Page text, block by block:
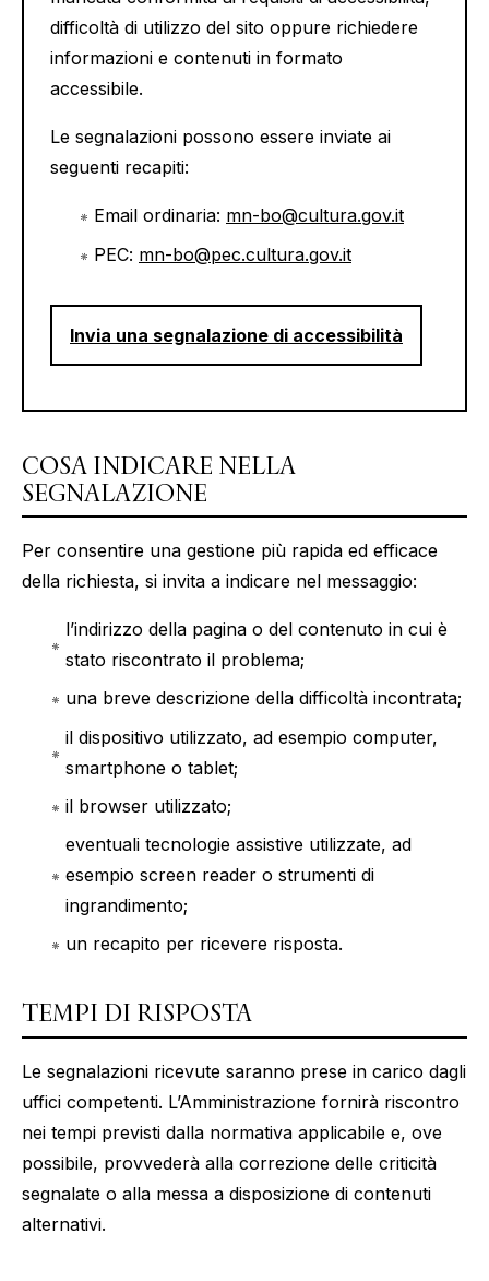
difficoltà di utilizzo del sito oppure richiedere
informazioni e contenuti in formato
accessibile.
Le segnalazioni possono essere inviate ai
seguenti recapiti:
Email ordinaria: mn-bo@cultura.gov.it
PEC: mn-bo@pec.cultura.gov.it
Invia una segnalazione di accessibilità
COSA INDICARE NELLA
SEGNALAZIONE
Per consentire una gestione più rapida ed efficace
della richiesta, si invita a indicare nel messaggio:
l’indirizzo della pagina o del contenuto in cui è
stato riscontrato il problema;
una breve descrizione della difficoltà incontrata;
il dispositivo utilizzato, ad esempio computer,
smartphone o tablet;
il browser utilizzato;
eventuali tecnologie assistive utilizzate, ad
esempio screen reader o strumenti di
ingrandimento;
un recapito per ricevere risposta.
TEMPI DI RISPOSTA
Le segnalazioni ricevute saranno prese in carico dagli
uffici competenti. L’Amministrazione fornirà riscontro
nei tempi previsti dalla normativa applicabile e, ove
possibile, provvederà alla correzione delle criticità
segnalate o alla messa a disposizione di contenuti
alternativi.